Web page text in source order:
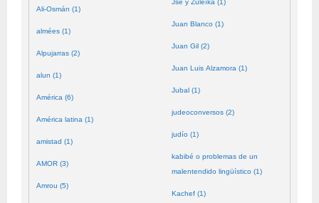
Ali-Osmán (1)
almées (1)
Alpujarras (2)
alun (1)
América (6)
América latina (1)
amistad (1)
AMOR (3)
Amrou (5)
Jsé y Zuleïka (1)
Juan Blanco (1)
Juan Gil (2)
Juan Luis Alzamora (1)
Jubal (1)
judeoconversos (2)
judío (1)
kabibé o problemas de un
malentendido lingüístico (1)
Kachef (1)